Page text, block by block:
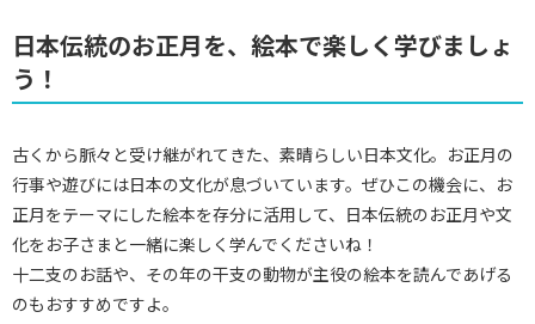
日本伝統のお正月を、絵本で楽しく学びましょ
う！
古くから脈々と受け継がれてきた、素晴らしい日本文化。お正月の
行事や遊びには日本の文化が息づいています。ぜひこの機会に、お
正月をテーマにした絵本を存分に活用して、日本伝統のお正月や文
化をお子さまと一緒に楽しく学んでくださいね！
十二支のお話や、その年の干支の動物が主役の絵本を読んであげる
のもおすすめですよ。